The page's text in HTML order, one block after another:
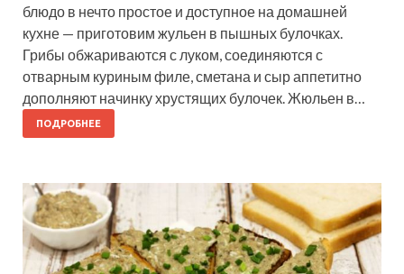
блюдо в нечто простое и доступное на домашней
кухне — приготовим жульен в пышных булочках.
Грибы обжариваются с луком, соединяются с
отварным куриным филе, сметана и сыр аппетитно
дополняют начинку хрустящих булочек. Жюльен в…
ПОДРОБНЕЕ